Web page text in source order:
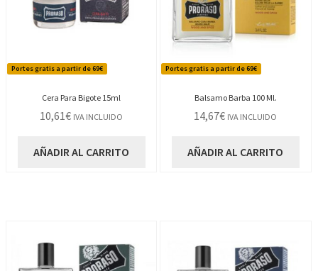
Portes gratis a partir de 69€
Cera Para Bigote 15ml
10,61€ IVA INCLUIDO
AÑADIR AL CARRITO
Portes gratis a partir de 69€
Balsamo Barba 100 Ml.
14,67€ IVA INCLUIDO
AÑADIR AL CARRITO